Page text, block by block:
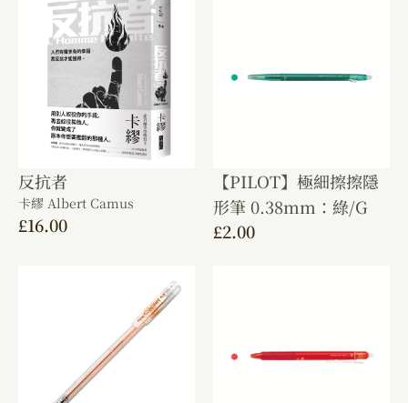
反抗者
卡繆 Albert Camus
£16.00
【PILOT】極細擦擦隱
形筆 0.38mm：綠/G
£2.00